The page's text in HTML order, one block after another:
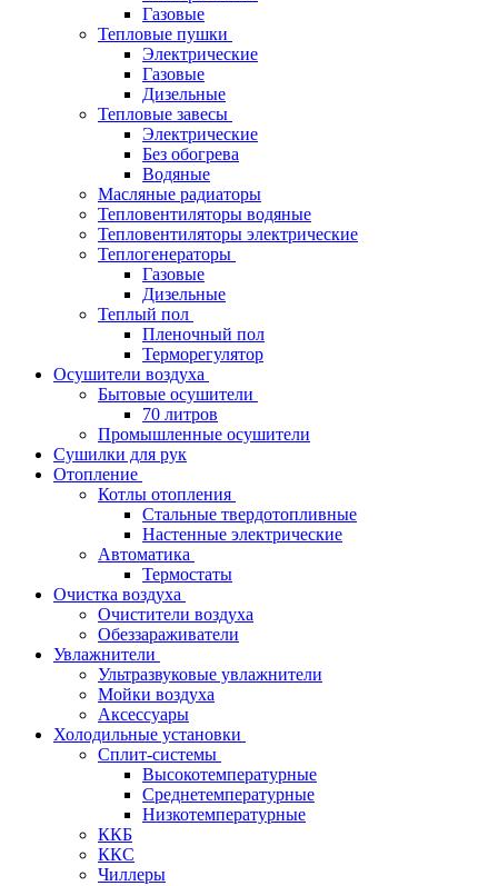
Газовые
Тепловые пушки
Электрические
Газовые
Дизельные
Тепловые завесы
Электрические
Без обогрева
Водяные
Масляные радиаторы
Тепловентиляторы водяные
Тепловентиляторы электрические
Теплогенераторы
Газовые
Дизельные
Теплый пол
Пленочный пол
Терморегулятор
Осушители воздуха
Бытовые осушители
70 литров
Промышленные осушители
Сушилки для рук
Отопление
Котлы отопления
Стальные твердотопливные
Настенные электрические
Автоматика
Термостаты
Очистка воздуха
Очистители воздуха
Обеззараживатели
Увлажнители
Ультразвуковые увлажнители
Мойки воздуха
Аксессуары
Холодильные установки
Сплит-системы
Высокотемпературные
Среднетемпературные
Низкотемпературные
ККБ
ККС
Чиллеры